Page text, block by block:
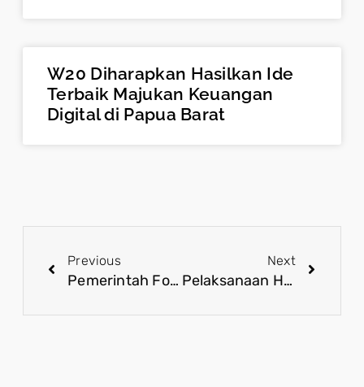
W20 Diharapkan Hasilkan Ide
Terbaik Majukan Keuangan
Digital di Papua Barat
Previous
Pemerintah Fokus Tingkatkan Akses Makanan Bergizi bagi Anak Sekolah
Next
Pelaksanaan Haji 2025 Lancar, Kemenag Apresiasi Semua Pihak yang Terlibat